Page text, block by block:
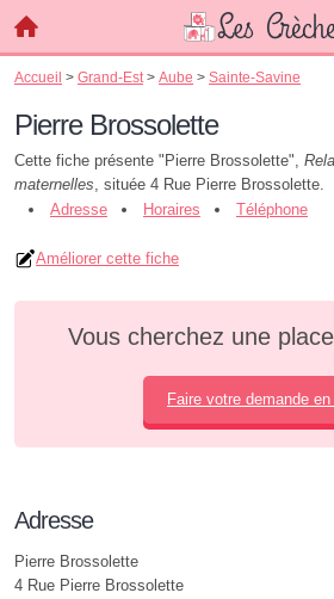
Accueil > Grand-Est > Aube > Sainte-Savine
Pierre Brossolette
Cette fiche présente "Pierre Brossolette",
maternelles, située 4 Rue Pierre Brossolette.
Adresse
Horaires Téléphone
Améliorer cette fiche
Vous cherchez une
Faire votre demande
Adresse
Pierre Brossolette
4 Rue Pierre Brossolette